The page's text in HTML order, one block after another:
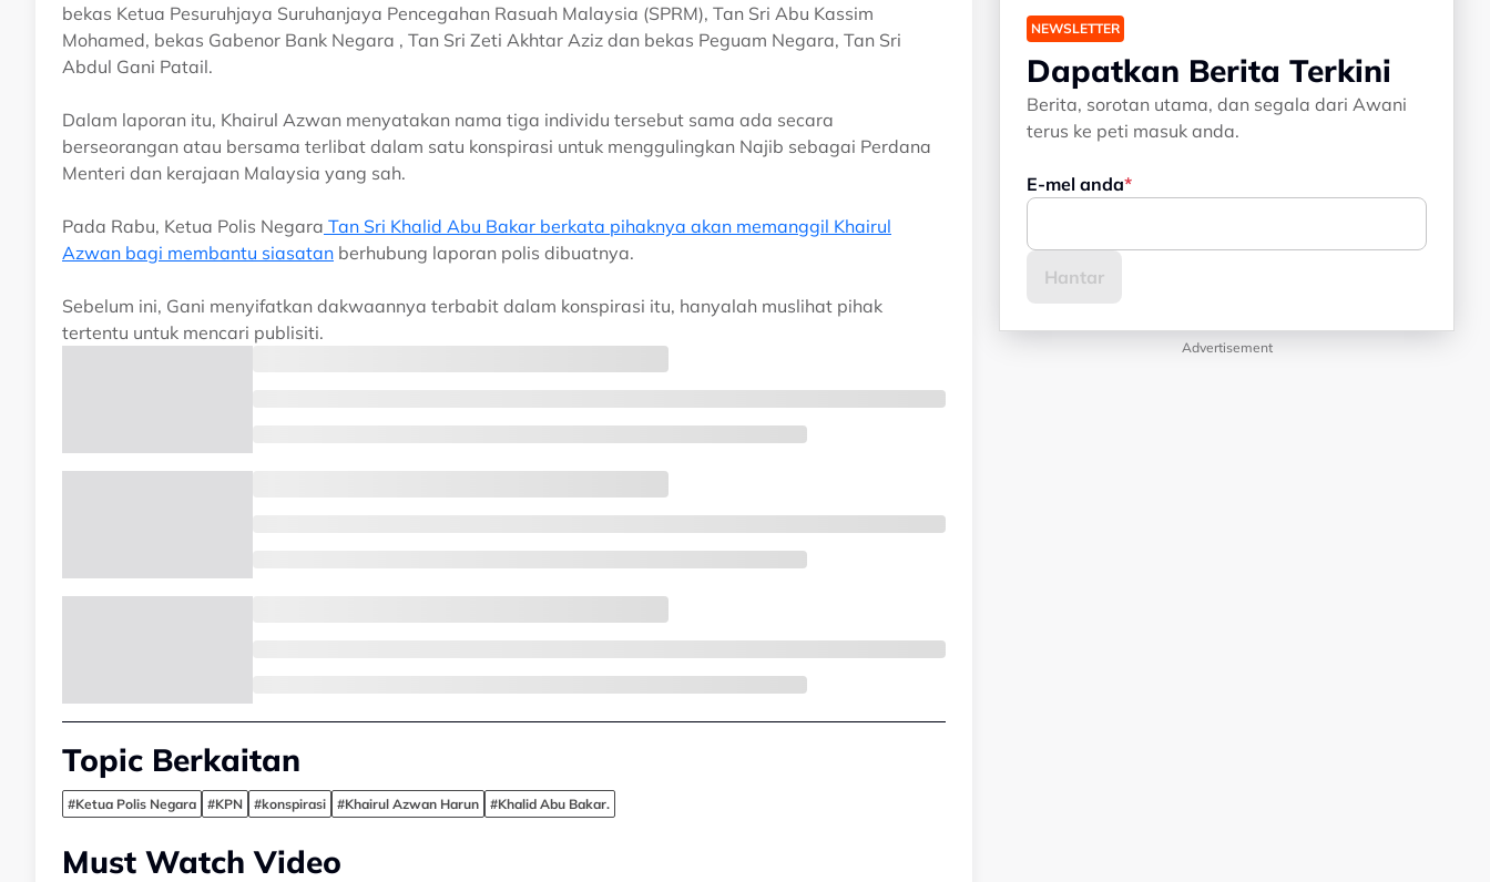
bekas Ketua Pesuruhjaya Suruhanjaya Pencegahan Rasuah Malaysia (SPRM), Tan Sri Abu Kassim
Mohamed, bekas Gabenor Bank Negara , Tan Sri Zeti Akhtar Aziz dan bekas Peguam Negara, Tan Sri
Abdul Gani Patail.
Dalam laporan itu, Khairul Azwan menyatakan nama tiga individu tersebut sama ada secara
berseorangan atau bersama terlibat dalam satu konspirasi untuk menggulingkan Najib sebagai Perdana
Menteri dan kerajaan Malaysia yang sah.
Pada Rabu, Ketua Polis Negara Tan Sri Khalid Abu Bakar berkata pihaknya akan memanggil Khairul
Azwan bagi membantu siasatan berhubung laporan polis dibuatnya.
Sebelum ini, Gani menyifatkan dakwaannya terbabit dalam konspirasi itu, hanyalah muslihat pihak
tertentu untuk mencari publisiti.
Topic Berkaitan
#Ketua Polis Negara #KPN #konspirasi #Khairul Azwan Harun #Khalid Abu Bakar.
Must Watch Video
NEWSLETTER
Dapatkan Berita Terkini
Berita, sorotan utama, dan segala dari Awani
terus ke peti masuk anda.
E-mel anda
Advertisement